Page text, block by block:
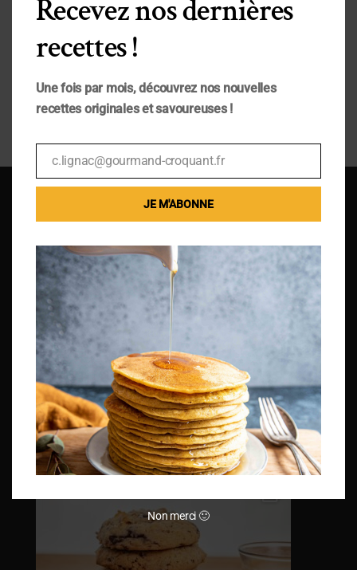
exclusive de Ma Jolie Food et donc soumis à
des droits d’auteurs. Sans autorisation écrite
est strictement interdite. Merci de me
demander au préalable.[:]
Recevez nos dernières
recettes !
Une fois par mois, découvrez nos nouvelles
recettes originales et savoureuses !
Email
c.lignac@gourmand-croquant.fr
JE M'ABONNE
Non merci 🙂